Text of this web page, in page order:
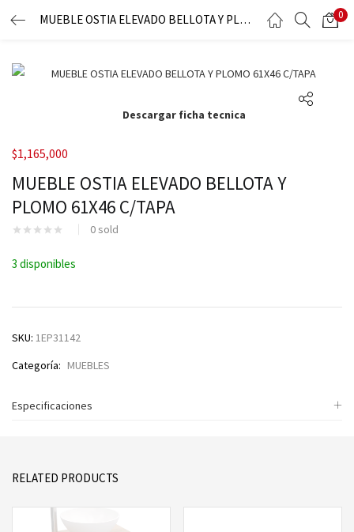
MUEBLE OSTIA ELEVADO BELLOTA Y PLOMO 61X46 C/TAPA 0
LOGIN
Enter your username and password to login.
Remember me
Descargar ficha tecnica
MUEBLE OSTIA ELEVADO BELLOTA Y
PLOMO 61X46 C/TAPA
0 sold
$1,165,000
3 disponibles
SKU: 1EP31142
Categoría: MUEBLES
Especificaciones
RELATED PRODUCTS